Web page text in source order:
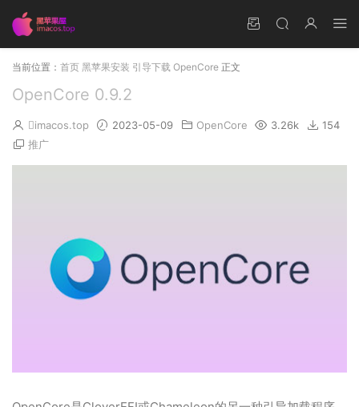
当前位置： 首页 黑苹果安装 引导下载 OpenCore 正文
OpenCore 0.9.2
imacos.top 2023-05-09 OpenCore 3.26k
154
推广